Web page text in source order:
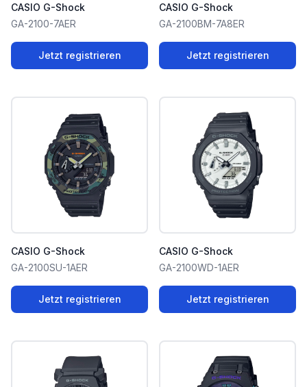
CASIO G-Shock
GA-2100-7AER
Jetzt registrieren
CASIO G-Shock
GA-2100BM-7A8ER
Jetzt registrieren
CASIO G-Shock
GA-2100SU-1AER
Jetzt registrieren
CASIO G-Shock
GA-2100WD-1AER
Jetzt registrieren